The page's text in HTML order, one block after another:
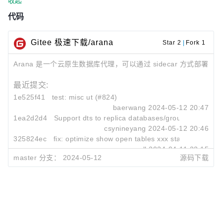
代码
Gitee 极速下载/arana Star 2 Fork 1
Arana 是一个云原生数据库代理，可以通过 sidecar 方式部署
最近提交:
1e525f41
test: misc ut (#824)
baerwang 2024-05-12 20:47
1ea2d2d4
Support dts to replica databases/groups (#834)
csynineyang 2024-05-12 20:46
325824ec
fix: optimize show open tables xxx statment
null 2024-04-11 22:15
master 分支：
2024-05-12 源码下载